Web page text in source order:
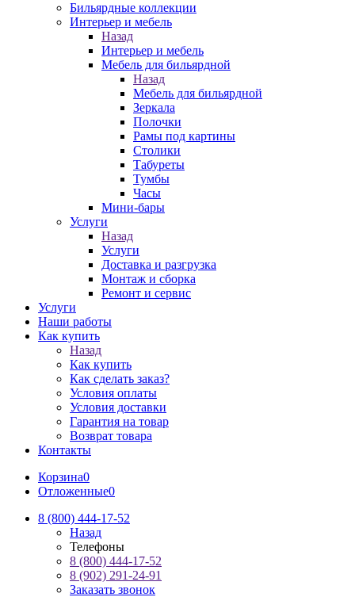
Бильярдные коллекции
Интерьер и мебель
Назад
Интерьер и мебель
Мебель для бильярдной
Назад
Мебель для бильярдной
Зеркала
Полочки
Рамы под картины
Столики
Табуреты
Тумбы
Часы
Мини-бары
Услуги
Назад
Услуги
Доставка и разгрузка
Монтаж и сборка
Ремонт и сервис
Услуги
Наши работы
Как купить
Назад
Как купить
Как сделать заказ?
Условия оплаты
Условия доставки
Гарантия на товар
Возврат товара
Контакты
Корзина0
Отложенные0
8 (800) 444-17-52
Назад
Телефоны
8 (800) 444-17-52
8 (902) 291-24-91
Заказать звонок